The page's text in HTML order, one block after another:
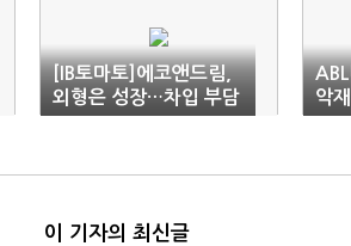
[IB토마토]에코앤드림,
외형은 성장…차입 부담
은 '경고등'
악
성
이 기자의 최신글